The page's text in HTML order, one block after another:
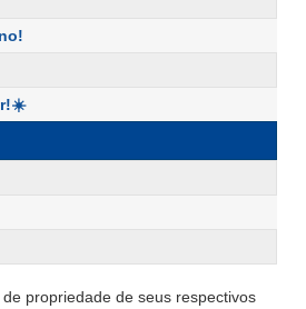
propriedade de seus respectivos